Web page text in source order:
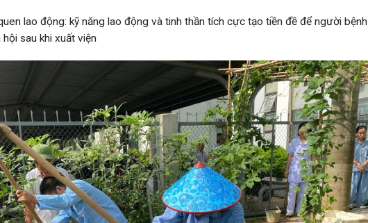
lao động: kỹ năng lao động và tinh thần tích cực tạo tiền đề để người bệnh
sau khi xuất viện